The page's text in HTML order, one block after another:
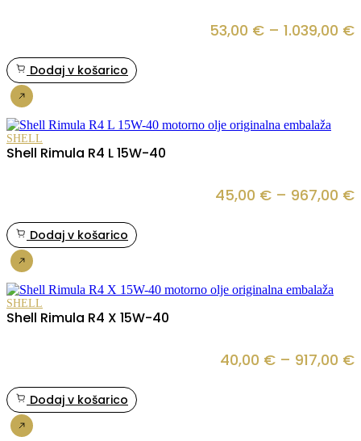
53,00 € – 1.039,00 €
Dodaj v košarico
SHELL
Shell Rimula R4 L 15W-40
45,00 € – 967,00 €
Dodaj v košarico
SHELL
Shell Rimula R4 X 15W-40
40,00 € – 917,00 €
Dodaj v košarico